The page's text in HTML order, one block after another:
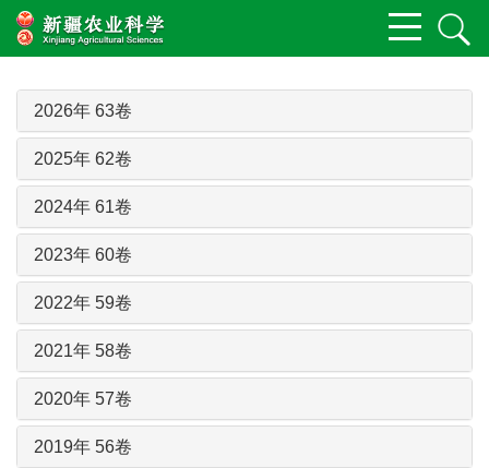
2026年 63卷
2025年 62卷
2024年 61卷
2023年 60卷
2022年 59卷
2021年 58卷
2020年 57卷
2019年 56卷